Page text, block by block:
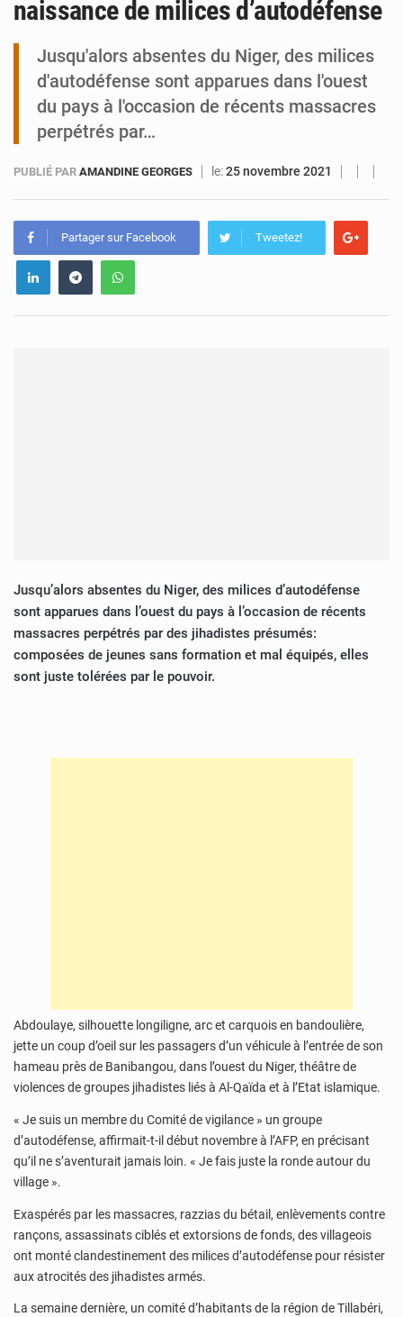
naissance de milices d’autodéfense
Jusqu'alors absentes du Niger, des milices
d'autodéfense sont apparues dans l'ouest
du pays à l'occasion de récents massacres
perpétrés par…
PUBLIÉ PAR AMANDINE GEORGES le:25 novembre 2021
Partager sur Facebook Tweetez!
Jusqu’alors absentes du Niger, des milices d’autodéfense
sont apparues dans l’ouest du pays à l’occasion de récents
massacres perpétrés par des jihadistes présumés:
composées de jeunes sans formation et mal équipés, elles
sont juste tolérées par le pouvoir.
Abdoulaye, silhouette longiligne, arc et carquois en bandoulière,
jette un coup d’oeil sur les passagers d’un véhicule à l’entrée de son
hameau près de Banibangou, dans l’ouest du Niger, théâtre de
violences de groupes jihadistes liés à Al-Qaïda et à l’Etat islamique.
« Je suis un membre du Comité de vigilance » un groupe
d’autodéfense, affirmait-t-il début novembre à l’AFP, en précisant
qu’il ne s’aventurait jamais loin. « Je fais juste la ronde autour du
village ».
Exaspérés par les massacres, razzias du bétail, enlèvements contre
rançons, assassinats ciblés et extorsions de fonds, des villageois
ont monté clandestinement des milices d’autodéfense pour résister
aux atrocités des jihadistes armés.
La semaine dernière, un comité d’habitants de la région de Tillabéri,